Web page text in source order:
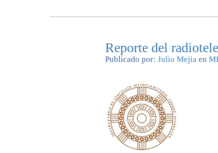
Reporte del
Publicado por: Julio Mejia en